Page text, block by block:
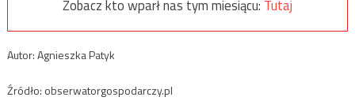
Zobacz kto wparł nas tym miesiącu: Tutaj
Autor: Agnieszka Patyk
Źródło: obserwatorgospodarczy.pl